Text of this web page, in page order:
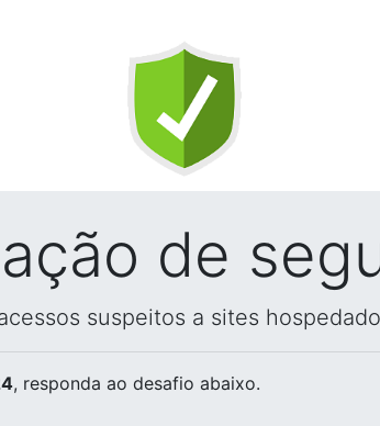
de
suspeitos a sites
, responda ao desafio abaixo.